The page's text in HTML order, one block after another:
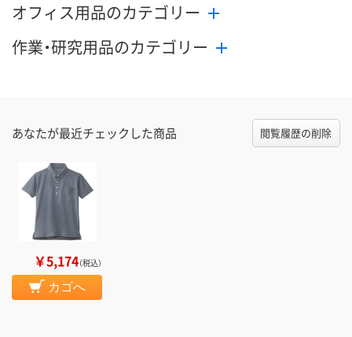
オフィス用品のカテゴリー
作業・研究用品のカテゴリー
あなたが最近チェックした商品 閲覧履歴の削除
￥5,174（税込）
カゴへ